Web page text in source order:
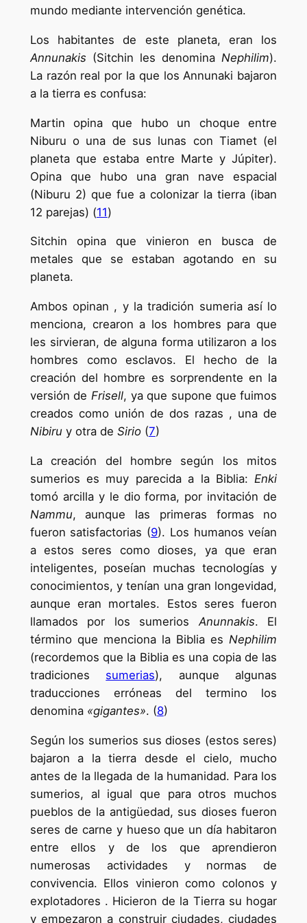
mundo mediante intervención genética.
Los habitantes de este planeta, eran los
Annunakis (Sitchin les denomina Nephilim).
La razón real por la que los Annunaki bajaron
a la tierra es confusa:
Martin opina que hubo un choque entre
Niburu o una de sus lunas con Tiamet (el
planeta que estaba entre Marte y Júpiter).
Opina que hubo una gran nave espacial
(Niburu 2) que fue a colonizar la tierra (iban
12 parejas) (11)
Sitchin opina que vinieron en busca de
metales que se estaban agotando en su
planeta.
Ambos opinan , y la tradición sumeria así lo
menciona, crearon a los hombres para que
les sirvieran, de alguna forma utilizaron a los
hombres como esclavos. El hecho de la
creación del hombre es sorprendente en la
versión deFrisell, ya que supone que fuimos
creados como unión de dos razas , una de
Nibiruy otra de Sirio(7)
La creación del hombre según los mitos
sumerios es muy parecida a la Biblia: Enki
tomó arcilla y le dio forma, por invitación de
Nammu, aunque las primeras formas no
fueron satisfactorias (9). Los humanos veían
a estos seres como dioses, ya que eran
inteligentes, poseían muchas tecnologías y
conocimientos, y tenían una gran longevidad,
aunque eran mortales. Estos seres fueron
llamados por los sumerios Anunnakis. El
término que menciona la Biblia es Nephilim
(recordemos que la Biblia es una copia de las
tradiciones sumerias), aunque algunas
traducciones erróneas del termino los
denomina «gigantes». (8)
Según los sumerios sus dioses (estos seres)
bajaron a la tierra desde el cielo, mucho
antes de la llegada de la humanidad. Para los
sumerios, al igual que para otros muchos
pueblos de la antigüedad, sus dioses fueron
seres de carne y hueso que un día habitaron
entre ellos y de los que aprendieron
numerosas actividades y normas de
convivencia. Ellos vinieron como colonos y
explotadores . Hicieron de la Tierra su hogar
y empezaron a construir ciudades, ciudades